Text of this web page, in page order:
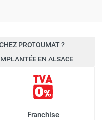
PROTOUMAT ?
EN ALSACE
Franchise